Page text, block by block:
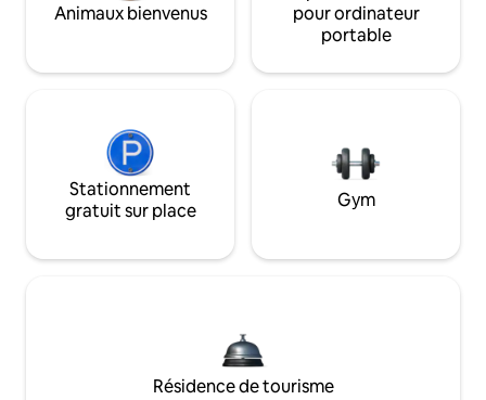
Animaux bienvenus
pour ordinateur
portable
Stationnement
gratuit sur place
Gym
Résidence de tourisme